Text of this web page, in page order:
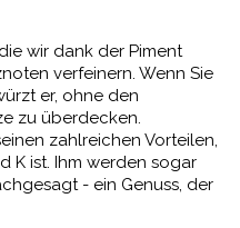
wir dank der Piment
verfeinern. Wenn Sie
er, ohne den
zu überdecken.
zahlreichen Vorteilen,
K ist. Ihm werden sogar
- ein Genuss, der